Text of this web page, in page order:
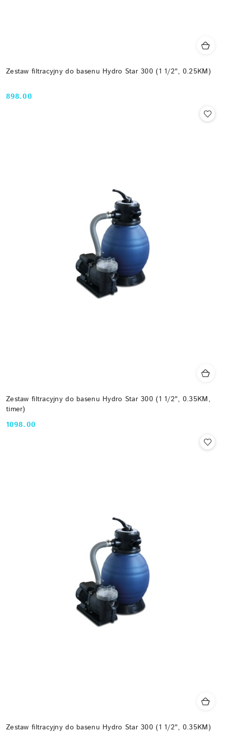
Zestaw filtracyjny do basenu Hydro Star 300 (1 1/2", 0.25KM)
Cena:
898.00
Zestaw filtracyjny do basenu Hydro Star 300 (1 1/2", 0.35KM,
timer)
Cena:
1098.00
Zestaw filtracyjny do basenu Hydro Star 300 (1 1/2", 0.35KM)